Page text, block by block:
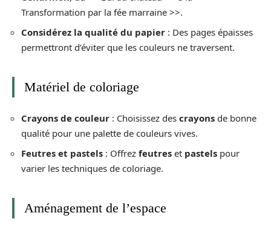
Transformation par la fée marraine >>.
Considérez la qualité du papier : Des pages épaisses
permettront d’éviter que les couleurs ne traversent.
Matériel de coloriage
Crayons de couleur : Choisissez des crayons de bonne
qualité pour une palette de couleurs vives.
Feutres et pastels : Offrez feutres et pastels pour
varier les techniques de coloriage.
Aménagement de l’espace